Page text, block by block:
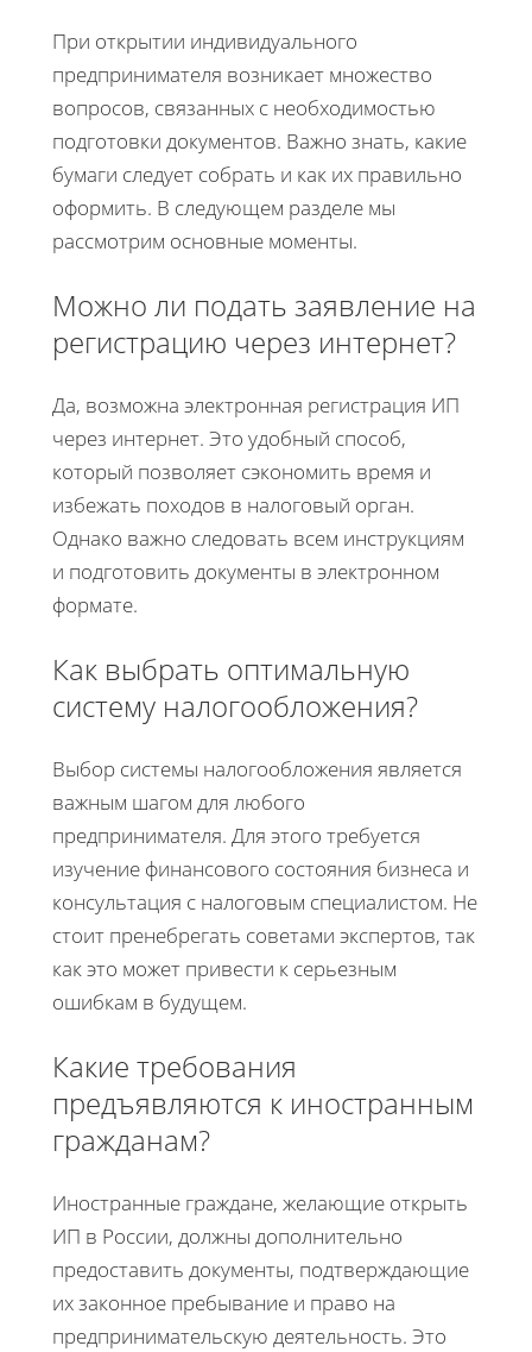
При открытии индивидуального
предпринимателя возникает множество
вопросов, связанных с необходимостью
подготовки документов. Важно знать, какие
бумаги следует собрать и как их правильно
оформить. В следующем разделе мы
рассмотрим основные моменты.
Можно ли подать заявление на
регистрацию через интернет?
Да, возможна электронная регистрация ИП
через интернет. Это удобный способ,
который позволяет сэкономить время и
избежать походов в налоговый орган.
Однако важно следовать всем инструкциям
и подготовить документы в электронном
формате.
Как выбрать оптимальную
систему налогообложения?
Выбор системы налогообложения является
важным шагом для любого
предпринимателя. Для этого требуется
изучение финансового состояния бизнеса и
консультация с налоговым специалистом. Не
стоит пренебрегать советами экспертов, так
как это может привести к серьезным
ошибкам в будущем.
Какие требования
предъявляются к иностранным
гражданам?
Иностранные граждане, желающие открыть
ИП в России, должны дополнительно
предоставить документы, подтверждающие
их законное пребывание и право на
предпринимательскую деятельность. Это